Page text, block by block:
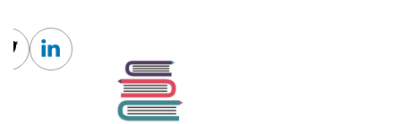
TwitterLinkedin